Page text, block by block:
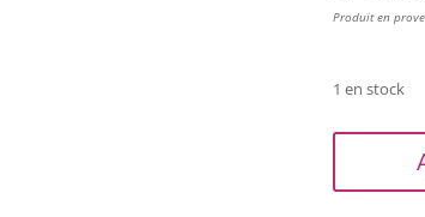
Produit en
1 en stock
Trapilho